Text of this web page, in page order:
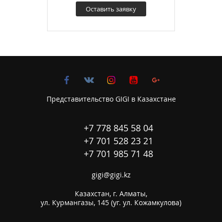
Оставить заявку
Представительство GIGI в Казахстане
+7 778 845 58 04
+7 701 528 23 21
+7 701 985 71 48
gigi@gigi.kz
Казахстан, г. Алматы,
ул. Курмангазы, 145 (уг. ул. Кожамкулова)